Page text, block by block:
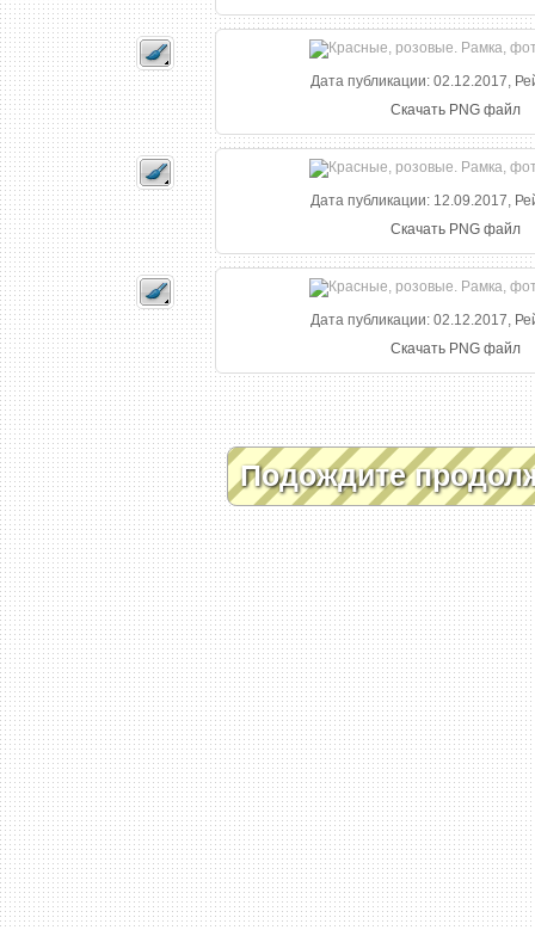
Дата публикации: 02.12.2017,
Скачать PNG файл
Дата публикации: 12.09.2017,
Скачать PNG файл
Дата публикации: 02.12.2017,
Скачать PNG файл
Подождите